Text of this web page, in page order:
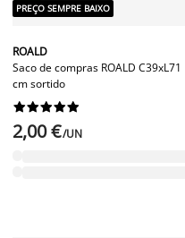
PREÇO SEMPRE BAIXO
ROALD
Saco de compras ROALD C39xL71
cm sortido






2,00 €/UN